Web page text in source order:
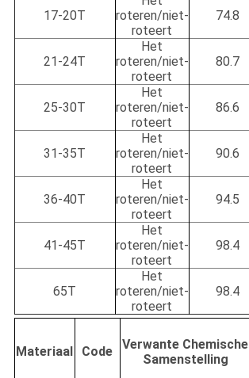
17-20T
roteren/niet-
roteert
74.8
21-24T
Het
roteren/niet-
roteert
80.7
25-30T
Het
roteren/niet-
roteert
86.6
31-35T
Het
roteren/niet-
roteert
90.6
36-40T
Het
roteren/niet-
roteert
94.5
41-45T
Het
roteren/niet-
roteert
98.4
65T
Het
roteren/niet-
roteert
98.4
Materiaal Code
Verwante Chemische
Samenstelling